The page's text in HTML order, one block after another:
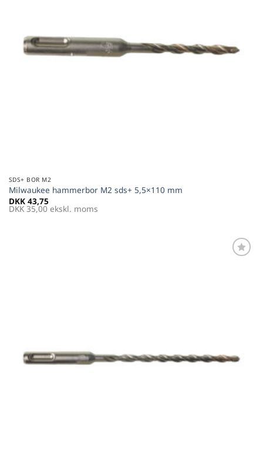
SDS+ BOR M2
Milwaukee hammerbor M2 sds+ 5,5×110 mm
DKK 43,75
DKK 35,00 ekskl. moms